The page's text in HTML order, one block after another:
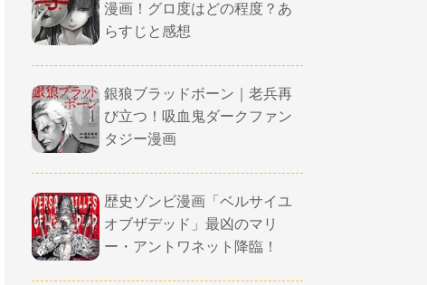
漫画！グロ度はどの程度？あ
らすじと感想
銀狼ブラッドボーン｜老兵再
び立つ！吸血鬼ダークファン
タジー漫画
歴史ゾンビ漫画「ベルサイユ
オブザデッド」最凶のマリ
ー・アントワネット降臨！